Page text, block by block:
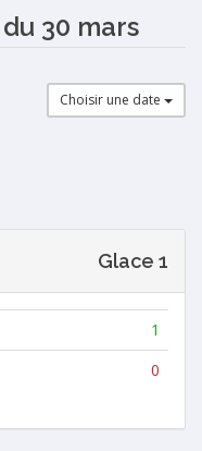
30 mars
Choisir une date
Glace 1
1
0